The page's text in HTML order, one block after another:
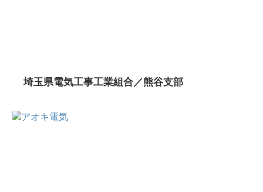
埼玉県電気工事工業組合／熊谷支部